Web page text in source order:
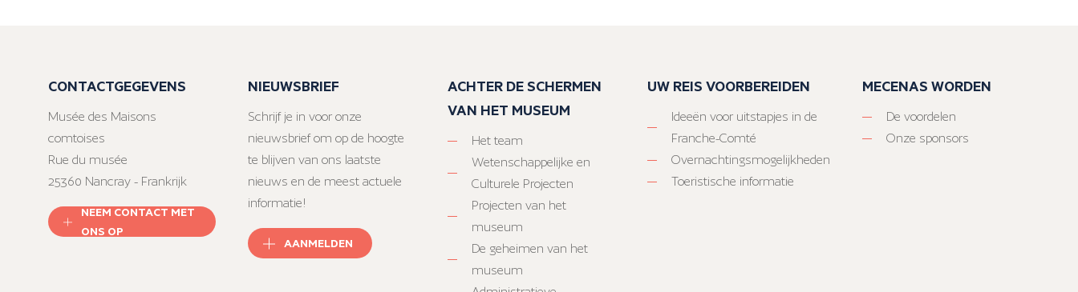
CONTACTGEGEVENS
Musée des Maisons
comtoises
Rue du musée
25360 Nancray - Frankrijk
NEEM CONTACT MET
ONS OP
NIEUWSBRIEF
Schrijf je in voor onze
nieuwsbrief om op de hoogte
te blijven van ons laatste
nieuws en de meest actuele
informatie!
AANMELDEN
ACHTER DE SCHERMEN
VAN HET MUSEUM
Het team
Wetenschappelijke en
Culturele Projecten
Projecten van het
museum
De geheimen van het
museum
UW REIS VOORBEREIDEN
Ideeën voor uitstapjes in de
Franche-Comté
Overnachtingsmogelijkheden
Toeristische informatie
MECENAS WORDEN
De voordelen
Onze sponsors